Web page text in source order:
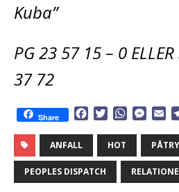
Kuba”
PG 23 57 15 – 0
37 72
Share
e
b
o
i
t
e
W
t
s
A
M
s
e
n
a
i
l
ANFALL HOT
PEOPLES DISPATCH